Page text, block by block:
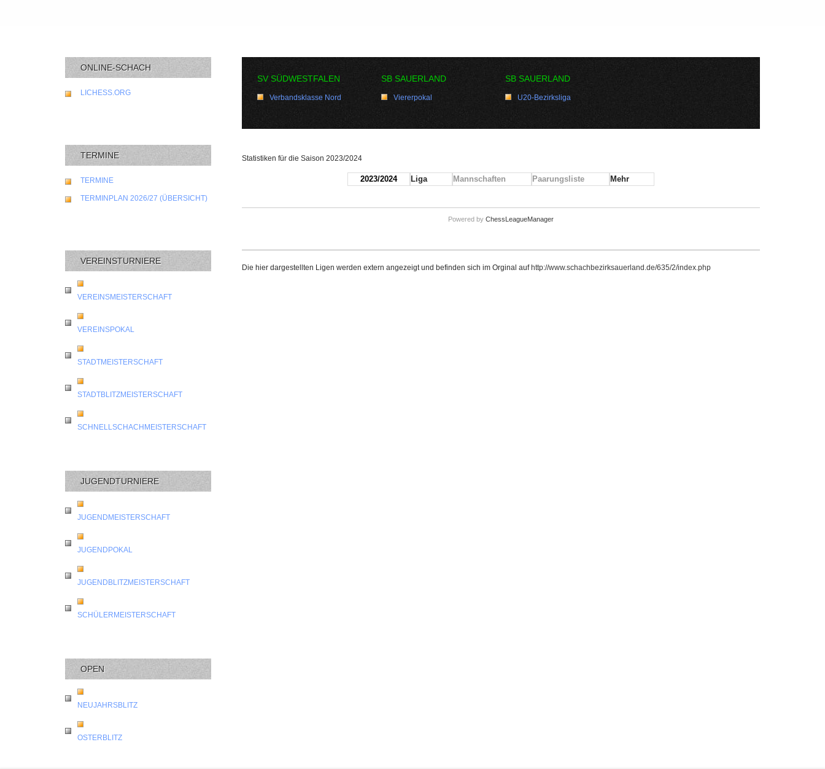
ONLINE-SCHACH
LICHESS.ORG
TERMINE
TERMINE
TERMINPLAN 2026/27 (ÜBERSICHT)
VEREINSTURNIERE
VEREINSMEISTERSCHAFT
VEREINSPOKAL
STADTMEISTERSCHAFT
STADTBLITZMEISTERSCHAFT
SCHNELLSCHACHMEISTERSCHAFT
JUGENDTURNIERE
JUGENDMEISTERSCHAFT
JUGENDPOKAL
JUGENDBLITZMEISTERSCHAFT
SCHÜLERMEISTERSCHAFT
OPEN
NEUJAHRSBLITZ
OSTERBLITZ
SV SÜDWESTFALEN
Verbandsklasse Nord
SB SAUERLAND
Viererpokal
SB SAUERLAND
U20-Bezirksliga
Statistiken für die Saison 2023/2024
2023/2024 Liga Mannschaften Paarungsliste Mehr
Powered by ChessLeagueManager
Die hier dargestellten Ligen werden extern angezeigt und befinden sich im Orginal auf http://www.schachbezirksauerland.de/635/2/index.php